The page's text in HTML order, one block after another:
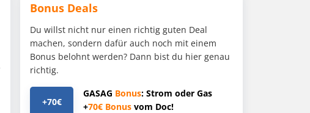
Bonus Deals
Du willst nicht nur einen richtig guten Deal
machen, sondern dafür auch noch mit einem
Bonus belohnt werden? Dann bist du hier genau
richtig.
+70€
GASAG Bonus: Strom oder Gas
+70€ Bonus vom Doc!